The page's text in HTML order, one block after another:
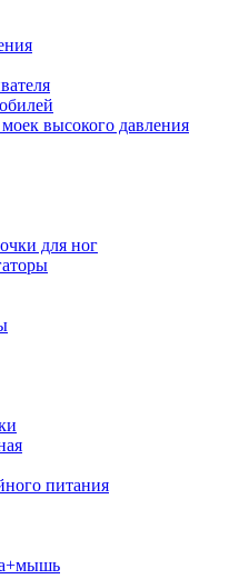
высокого давления
для ног
питания